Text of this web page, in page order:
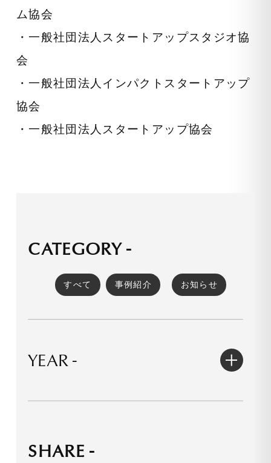
ム協会
・一般社団法人スタートアップスタジオ協
会
・一般社団法人インパクトスタートアップ
協会
・一般社団法人スタートアップ協会
CATEGORY -
すべて 事例紹介 お知らせ
YEAR -
SHARE -